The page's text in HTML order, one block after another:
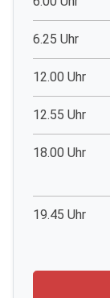
6.25 Uhr
12.00 Uhr
12.55 Uhr
18.00 Uhr
19.45 Uhr